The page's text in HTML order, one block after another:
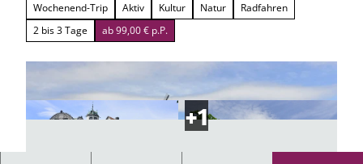
Wochenend-Trip
Aktiv Kultur Natur
Radfahren
2 bis 3 Tage
ab 99,00 € p.P.